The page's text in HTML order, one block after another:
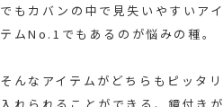
でもカバンの中で見失いやすいアイ
テムNo.1でもあるのが悩みの種。
そんなアイテムがどちらもピッタリ